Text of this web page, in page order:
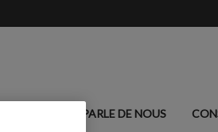
ON PARLE DE NOUS